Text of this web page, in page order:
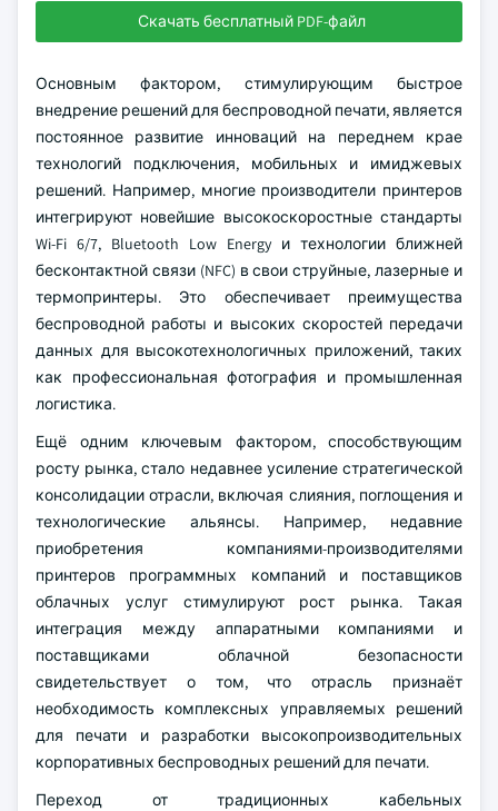
Скачать бесплатный PDF-файл
Основным фактором, стимулирующим быстрое
внедрение решений для беспроводной печати, является
постоянное развитие инноваций на переднем крае
технологий подключения, мобильных и имиджевых
решений. Например, многие производители принтеров
интегрируют новейшие высокоскоростные стандарты
Wi-Fi 6/7, Bluetooth Low Energy и технологии ближней
бесконтактной связи (NFC) в свои струйные, лазерные и
термопринтеры. Это обеспечивает преимущества
беспроводной работы и высоких скоростей передачи
данных для высокотехнологичных приложений, таких
как профессиональная фотография и промышленная
логистика.
Ещё одним ключевым фактором, способствующим
росту рынка, стало недавнее усиление стратегической
консолидации отрасли, включая слияния, поглощения и
технологические альянсы. Например, недавние
приобретения компаниями-производителями
принтеров программных компаний и поставщиков
облачных услуг стимулируют рост рынка. Такая
интеграция между аппаратными компаниями и
поставщиками облачной безопасности
свидетельствует о том, что отрасль признаёт
необходимость комплексных управляемых решений
для печати и разработки высокопроизводительных
корпоративных беспроводных решений для печати.
Переход от традиционных кабельных